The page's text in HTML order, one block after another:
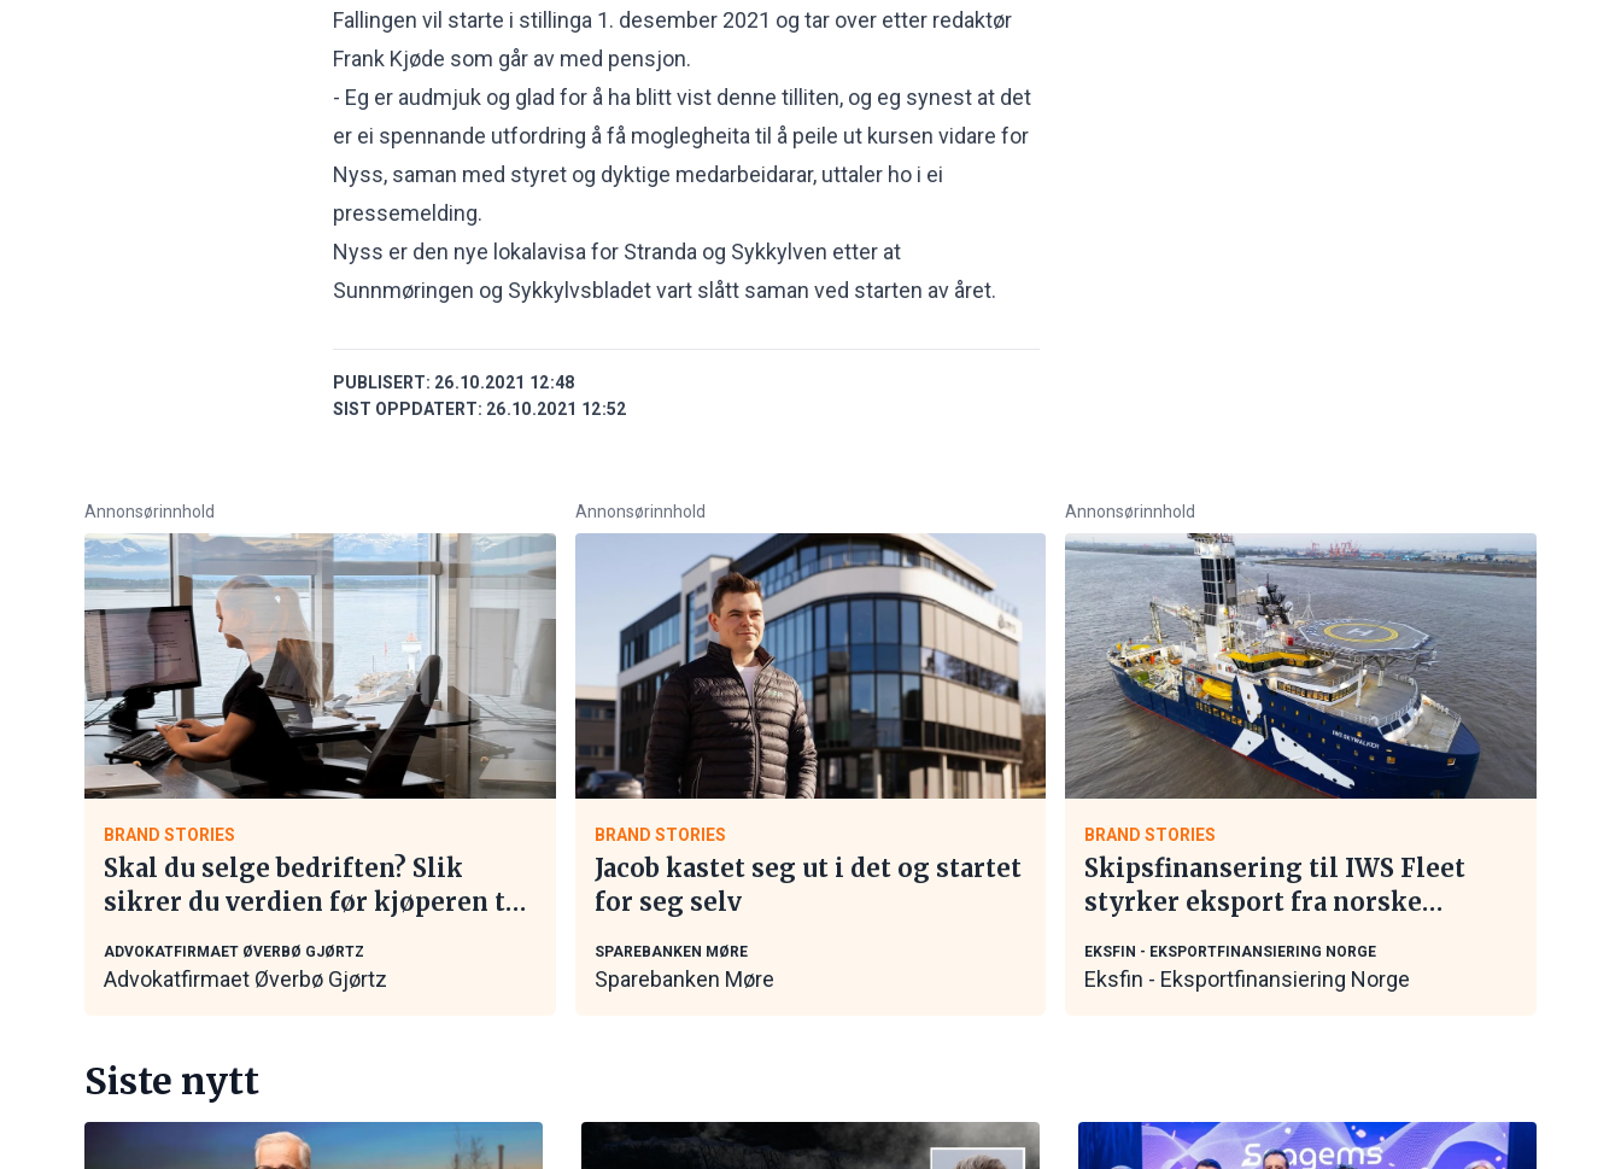
Fallingen vil starte i stillinga 1. desember 2021 og tar over etter redaktør
Frank Kjøde som går av med pensjon.
- Eg er audmjuk og glad for å ha blitt vist denne tilliten, og eg synest at det
er ei spennande utfordring å få moglegheita til å peile ut kursen vidare for
Nyss, saman med styret og dyktige medarbeidarar, uttaler ho i ei
pressemelding.
Nyss er den nye lokalavisa for Stranda og Sykkylven etter at
Sunnmøringen og Sykkylvsbladet vart slått saman ved starten av året.
PUBLISERT: 26.10.2021 12:48
SIST OPPDATERT: 26.10.2021 12:52
Annonsørinnhold
BRAND STORIES
Skal du selge bedriften? Slik
sikrer du verdien før kjøperen tar
ADVOKATFIRMAET ØVERBØ GJØRTZ
Advokatfirmaet Øverbø Gjørtz
Annonsørinnhold
BRAND STORIES
Jacob kastet seg ut i det og startet
for seg selv
SPAREBANKEN MØRE
Sparebanken Møre
Annonsørinnhold
BRAND STORIES
Skipsfinansering til IWS Fleet
styrker eksport fra norske
EKSFIN - EKSPORTFINANSIERING NORGE
Eksfin - Eksportfinansiering Norge
Siste nytt